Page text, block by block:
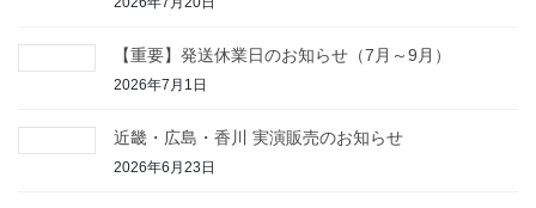
【重要】発送休業日のお知らせ（7月～9月）
2026年7月1日
近畿・広島・香川 実演販売のお知らせ
2026年6月23日